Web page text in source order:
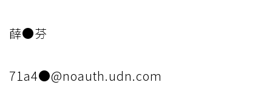
薛●芬
71a4●@noauth.udn.com